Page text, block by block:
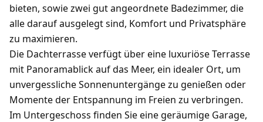
bieten, sowie zwei gut angeordnete Badezimmer, die
alle darauf ausgelegt sind, Komfort und Privatsphäre
zu maximieren.
Die Dachterrasse verfügt über eine luxuriöse Terrasse
mit Panoramablick auf das Meer, ein idealer Ort, um
unvergessliche Sonnenuntergänge zu genießen oder
Momente der Entspannung im Freien zu verbringen.
Im Untergeschoss finden Sie eine geräumige Garage,